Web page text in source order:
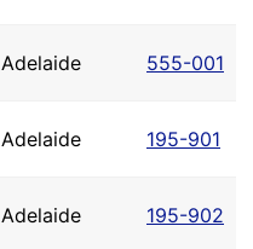
Adelaide 555-001
Adelaide 195-901
Adelaide 195-902